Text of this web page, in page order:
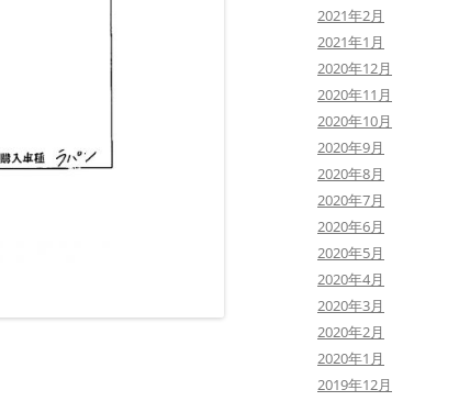
2021年2月
2021年1月
2020年12月
2020年11月
2020年10月
2020年9月
2020年8月
2020年7月
2020年6月
2020年5月
2020年4月
2020年3月
2020年2月
2020年1月
2019年12月